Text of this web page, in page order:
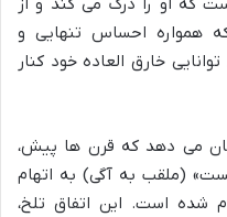
که او را درک می کند و از
همواره احساس تنهایی و
خارق العاده خود کنار
می دهد که قرن ها پیش،
(ملقب به آگی) به اتهام
شده است. این اتفاق تلخ،